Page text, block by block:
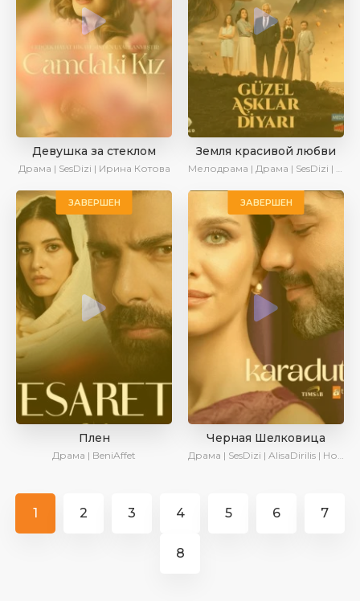
Девушка за стеклом
Драма | SesDizi | Ирина Котова
Земля красивой любви
Мелодрама | Драма | SesDizi | AlisaDirilis | Сериалы 2024
ЗАВЕРШЕН
Плен
Драма | BeniAffet
ЗАВЕРШЕН
Черная Шелковица
Драма | SesDizi | AlisaDirilis | Новинки | Сериалы 2024
1 2 3 4 5 6 7
8